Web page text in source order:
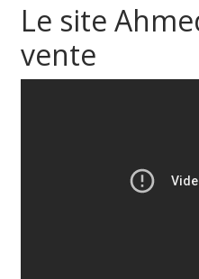
Le site
vente